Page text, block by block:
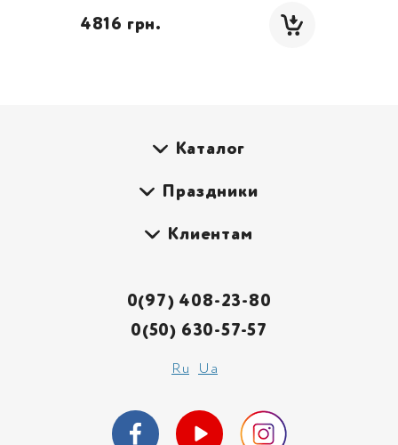
4816 грн.
Каталог
Праздники
Клиентам
0(97) 408-23-80
0(50) 630-57-57
Ru Ua